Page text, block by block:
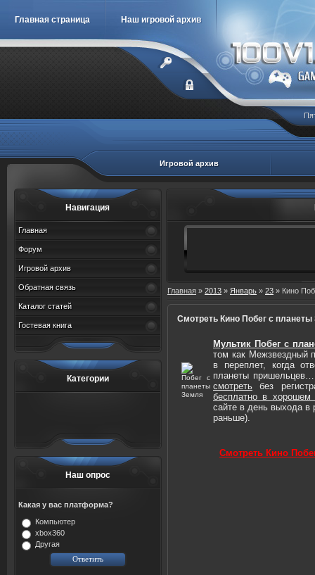
Главная страница Наш игровой архив
Игровой архив
Навигация
Главная
Форум
Игровой архив
Обратная связь
Каталог статей
Гостевая книга
Категории
Наш опрос
Какая у вас платформа?
Компьютер
xbox360
Другая
Главная » 2013 » Январь » 23 » Кино
Смотреть Кино Побег с
Мультик Побег с
том как Межзвездный
в переплет, когда
планеты
смотреть без
бесплатно в хорошем
сайте в день выхода в
раньше).
Смотреть Кино